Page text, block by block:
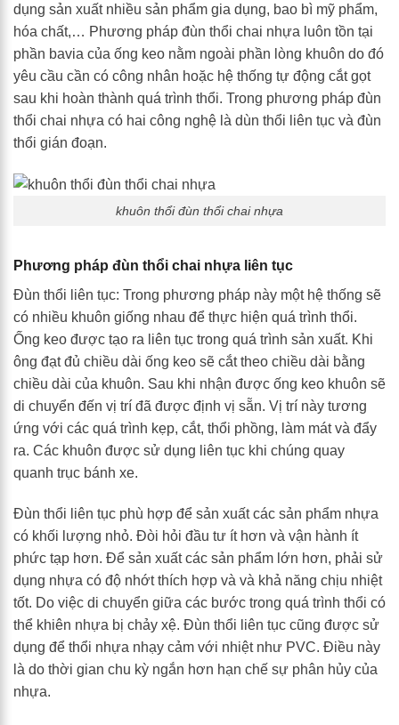
dụng sản xuất nhiều sản phẩm gia dụng, bao bì mỹ phẩm,
hóa chất,… Phương pháp đùn thổi chai nhựa luôn tồn tại
phần bavia của ống keo nằm ngoài phần lòng khuôn do đó
yêu cầu cần có công nhân hoặc hệ thống tự động cắt gọt
sau khi hoàn thành quá trình thổi. Trong phương pháp đùn
thổi chai nhựa có hai công nghệ là dùn thổi liên tục và đùn
thổi gián đoạn.
khuôn thổi đùn thổi chai nhựa
Phương pháp đùn thổi chai nhựa liên tục
Đùn thổi liên tục: Trong phương pháp này một hệ thống sẽ
có nhiều khuôn giống nhau để thực hiện quá trình thổi.
Ống keo được tạo ra liên tục trong quá trình sản xuất. Khi
ông đạt đủ chiều dài ống keo sẽ cắt theo chiều dài bằng
chiều dài của khuôn. Sau khi nhận được ống keo khuôn sẽ
di chuyển đến vị trí đã được định vị sẵn. Vị trí này tương
ứng với các quá trình kẹp, cắt, thổi phồng, làm mát và đẩy
ra. Các khuôn được sử dụng liên tục khi chúng quay
quanh trục bánh xe.
Đùn thổi liên tục phù hợp để sản xuất các sản phẩm nhựa
có khối lượng nhỏ. Đòi hỏi đầu tư ít hơn và vận hành ít
phức tạp hơn. Để sản xuất các sản phẩm lớn hơn, phải sử
dụng nhựa có độ nhớt thích hợp và và khả năng chịu nhiệt
tốt. Do việc di chuyển giữa các bước trong quá trình thổi có
thể khiên nhựa bị chảy xệ. Đùn thổi liên tục cũng được sử
dụng để thổi nhựa nhạy cảm với nhiệt như PVC. Điều này
là do thời gian chu kỳ ngắn hơn hạn chế sự phân hủy của
nhựa.